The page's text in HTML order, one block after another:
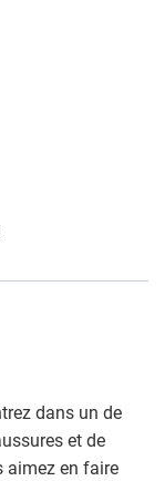
dans un de
et de
aimez en faire